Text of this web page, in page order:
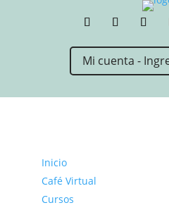
Mi cuenta -
Inicio
Café Virtual
Cursos